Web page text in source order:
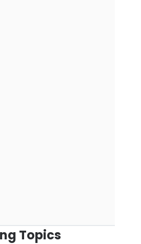
Topics